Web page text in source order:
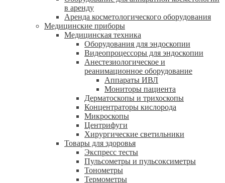
в аренду
Аренда косметологического оборудования
Медицинские приборы
Медицинская техника
Оборудования для эндоскопии
Видеопроцессоры для эндоскопии
Анестезиологическое и
реанимационное оборудование
Аппараты ИВЛ
Мониторы пациента
Дерматоскопы и трихоскопы
Концентраторы кислорода
Микроскопы
Центрифуги
Xирургические светильники
Товары для здоровья
Экспресс тесты
Пульсометры и пульсоксиметры
Тонометры
Термометры